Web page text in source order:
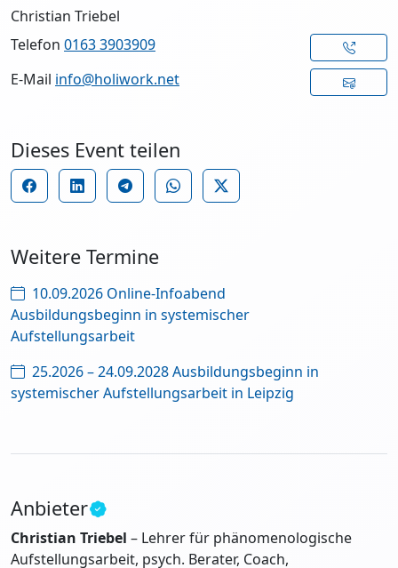
Christian Triebel
Telefon 0163 3903909
E-Mail info@holiwork.net
Dieses Event teilen
Weitere Termine
10.09.2026 Online-Infoabend
Ausbildungsbeginn in systemischer
Aufstellungsarbeit
25.2026 – 24.09.2028 Ausbildungsbeginn in
systemischer Aufstellungsarbeit in Leipzig
Anbieter
Christian Triebel – Lehrer für phänomenologische
Aufstellungsarbeit, psych. Berater, Coach,